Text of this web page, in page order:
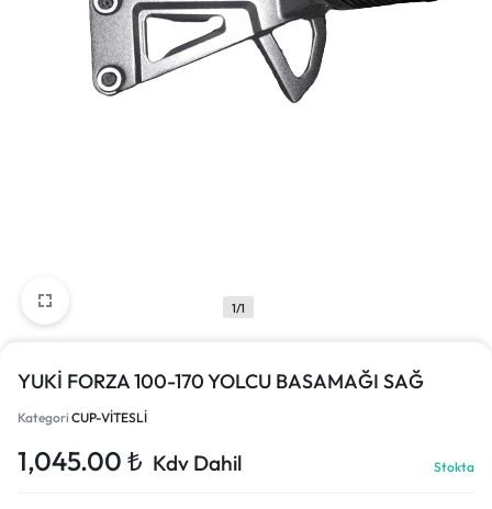
1/1
YUKİ FORZA 100-170 YOLCU BASAMAĞI SAĞ
Kategori CUP-VİTESLİ
1,045.00 ₺ Kdv Dahil Stokta